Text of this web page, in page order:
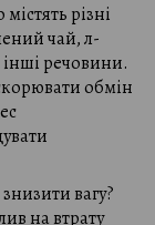
різні
чай, л-
інші речовини.
обмін
вагу?
на втрату